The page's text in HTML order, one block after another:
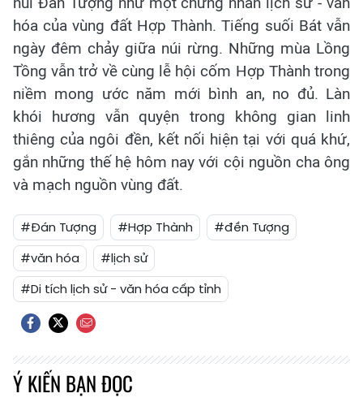
hóa của vùng đất Hợp Thành. Tiếng suối Bát vẫn
ngày đêm chảy giữa núi rừng. Những mùa Lồng
Tồng vẫn trở về cùng lễ hội cốm Hợp Thành trong
niềm mong ước năm mới bình an, no đủ. Làn
khói hương vẫn quyện trong không gian linh
thiêng của ngôi đền, kết nối hiện tại với quá khứ,
gắn những thế hệ hôm nay với cội nguồn cha ông
và mạch nguồn vùng đất.
#Đán Tượng #Hợp Thành
#đền Tượng
#văn hóa
#lịch sử
#Di tích lịch sử - văn hóa cấp tỉnh
Ý KIẾN BẠN ĐỌC